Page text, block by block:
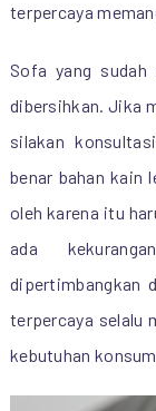
terpercaya
Sofa yang
dibersihkan. Jika
silakan
benar bahan kain
oleh karena itu
ada
dipertimbangkan
terpercaya selalu
kebutuhan